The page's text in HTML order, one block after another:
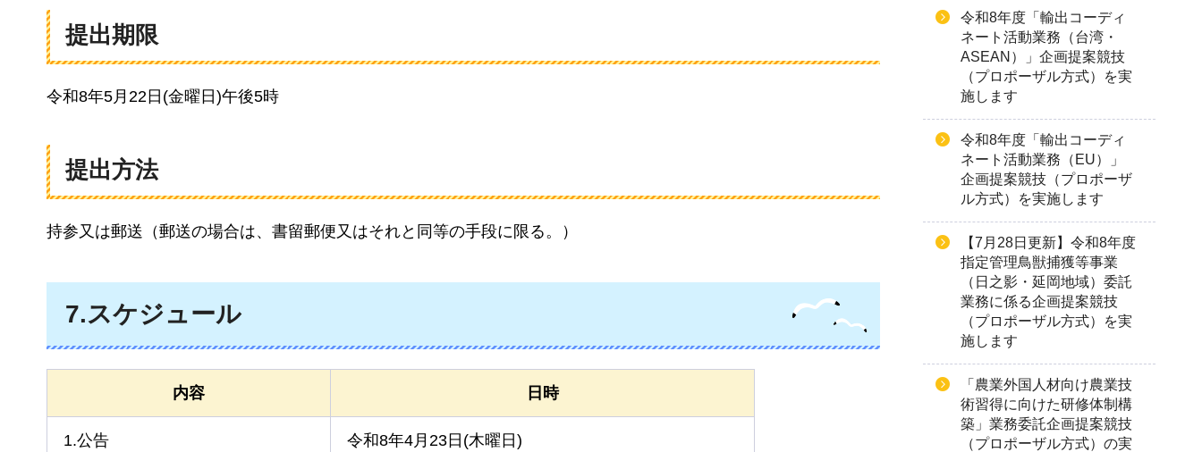
提出期限
令和8年5月22日(金曜日)午後5時
提出方法
持参又は郵送（郵送の場合は、書留郵便又はそれと同等の手段に限る。）
7.スケジュール
内容 日時
1.公告 令和8年4月23日(木曜日)
令和8年度「輸出コーディ
ネート活動業務（台湾・
ASEAN）」企画提案競技
（プロポーザル方式）を実
施します
令和8年度「輸出コーディ
ネート活動業務（EU）」
企画提案競技（プロポーザ
ル方式）を実施します
【7月28日更新】令和8年度
指定管理鳥獣捕獲等事業
（日之影・延岡地域）委託
業務に係る企画提案競技
（プロポーザル方式）を実
施します
「農業外国人材向け農業技
術習得に向けた研修体制構
築」業務委託企画提案競技
（プロポーザル方式）の実